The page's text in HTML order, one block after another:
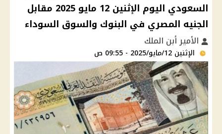
السعودي اليوم الإثنين 12 مايو 2025 مقابل
الجنيه المصري في البنوك والسوق السوداء
الأمير أبن الملك
الإثنين 12/مايو/2025 - 09:55 ص